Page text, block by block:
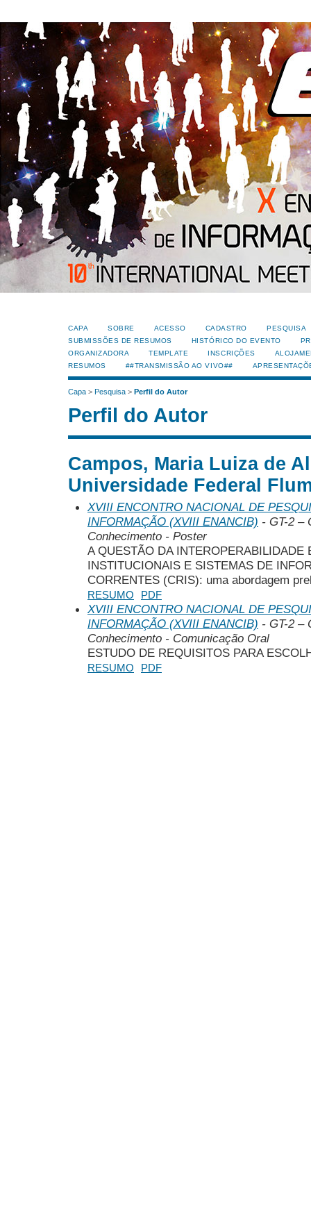
CAPA SOBRE ACESSO CADASTRO
PESQUISA
SUBMISSÕES DE RESUMOS
HISTÓRICO DO EVENTO
ORGANIZADORA
TEMPLATE INSCRIÇÕES
RESUMOS
##TRANSMISSÃO AO VIVO##
Capa > Pesquisa > Perfil do Autor
Perfil do Autor
Campos, Maria Luiza de
Universidade Federal
XVIII ENCONTRO NACIONAL DE
INFORMAÇÃO (XVIII ENANCIB) - GT-2 –
Conhecimento - Poster
A QUESTÃO DA INTEROPERABILIDADE
INSTITUCIONAIS E SISTEMAS DE
CORRENTES (CRIS): uma abordagem
RESUMO PDF
XVIII ENCONTRO NACIONAL DE
INFORMAÇÃO (XVIII ENANCIB) - GT-2 –
Conhecimento - Comunicação Oral
ESTUDO DE REQUISITOS PARA
RESUMO PDF